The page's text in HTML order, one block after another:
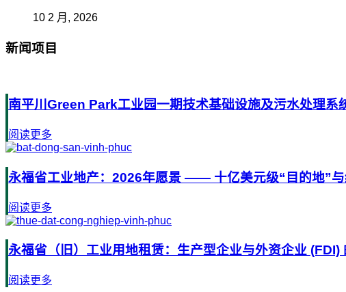
10 2 月, 2026
新闻项目
南平川Green Park工业园一期技术基础设施及污水处理系
阅读更多
永福省工业地产：2026年愿景 —— 十亿美元级“目的地”
阅读更多
永福省（旧）工业用地租赁：生产型企业与外资企业 (FDI)
阅读更多